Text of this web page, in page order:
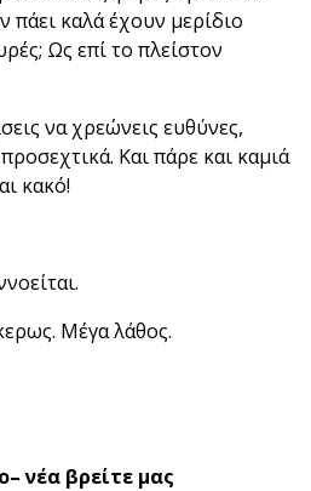
πάει καλά έχουν μερίδιο
Ως επί το πλείστον
να χρεώνεις ευθύνες,
Και πάρε και καμιά
κακό!
Μέγα λάθος.
– νέα βρείτε μας